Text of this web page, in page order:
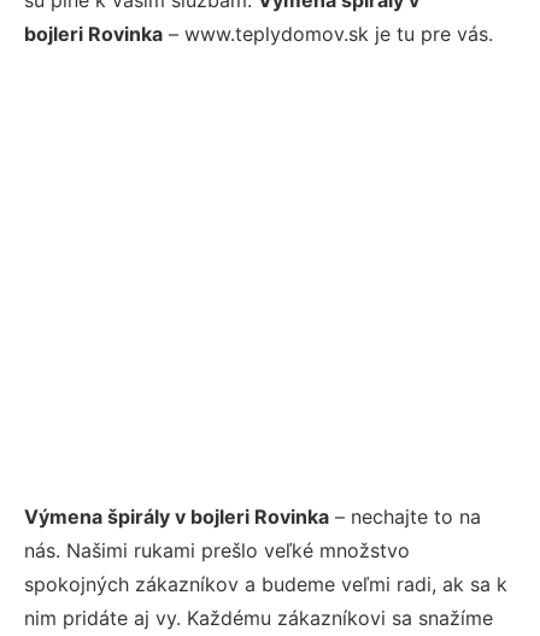
bojleri Rovinka – www.teplydomov.sk je tu pre vás.
Výmena špirály v bojleri Rovinka – nechajte to na
nás. Našimi rukami prešlo veľké množstvo
spokojných zákazníkov a budeme veľmi radi, ak sa k
nim pridáte aj vy. Každému zákazníkovi sa snažíme